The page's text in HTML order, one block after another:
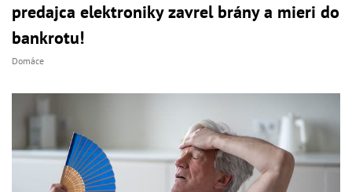
predajca elektroniky zavrel brány a mieri do
bankrotu!
Domáce